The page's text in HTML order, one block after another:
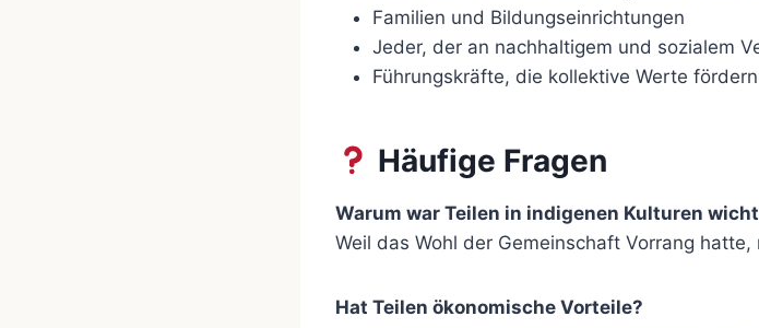
Familien und Bildungseinrichtungen
Jeder, der an nachhaltigem und sozialem
Führungskräfte, die kollektive Werte
Häufige Fragen
Warum war Teilen in indigenen Kulturen
Weil das Wohl der Gemeinschaft Vorrang
Hat Teilen ökonomische Vorteile?